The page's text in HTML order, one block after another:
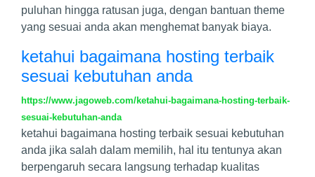
puluhan hingga ratusan juga, dengan bantuan theme
yang sesuai anda akan menghemat banyak biaya.
ketahui bagaimana hosting terbaik
sesuai kebutuhan anda
https://www.jagoweb.com/ketahui-bagaimana-hosting-terbaik-
sesuai-kebutuhan-anda
ketahui bagaimana hosting terbaik sesuai kebutuhan
anda jika salah dalam memilih, hal itu tentunya akan
berpengaruh secara langsung terhadap kualitas